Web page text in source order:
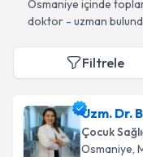
Osmaniye içinde
doktor - uzman
Filtrele
Uzm. Dr.
Çocuk
Osmaniye,